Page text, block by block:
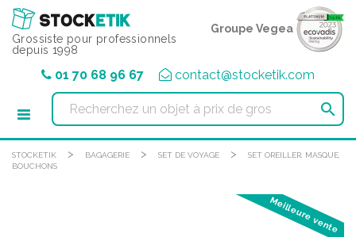
Grossiste pour professionnels
depuis 1998
Groupe Vegea
01 70 68 96 67 contact@stocketik.com

STOCKETIK > BAGAGERIE > SET DE VOYAGE >
SET OREILLER, MASQUE,
BOUCHONS
Meilleure vente
Panneau de gestion des cookies